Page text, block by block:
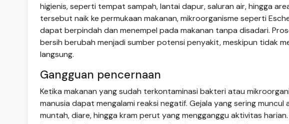
higienis, seperti tempat sampah, lantai dapur, saluran air, hingga
tersebut naik ke permukaan makanan, mikroorganisme seperti
dapat berpindah dan menempel pada makanan tanpa disadari.
bersih berubah menjadi sumber potensi penyakit, meskipun tidak
langsung.
Gangguan pencernaan
Ketika makanan yang sudah terkontaminasi bakteri atau
manusia dapat mengalami reaksi negatif. Gejala yang sering
muntah, diare, hingga kram perut yang mengganggu aktivitas